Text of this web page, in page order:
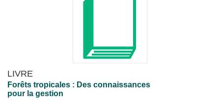
LIVRE
Forêts tropicales : Des connaissances
pour la gestion